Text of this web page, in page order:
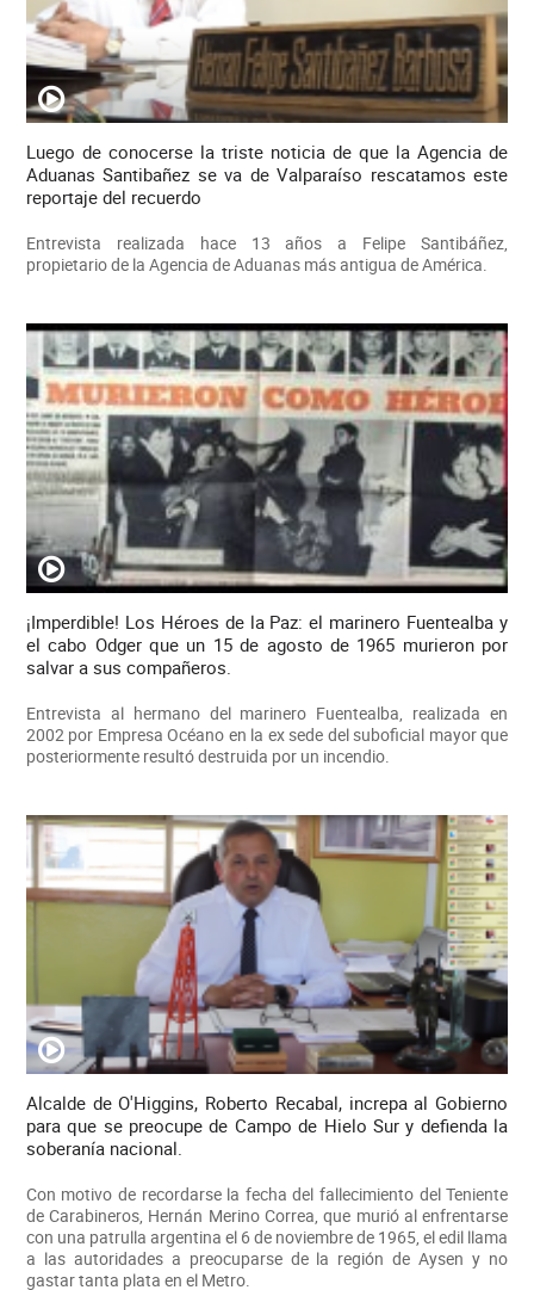
Luego de conocerse la triste noticia de que la Agencia de
Aduanas Santibañez se va de Valparaíso rescatamos este
reportaje del recuerdo
Entrevista realizada hace 13 años a Felipe Santibáñez,
propietario de la Agencia de Aduanas más antigua de América.
¡Imperdible! Los Héroes de la Paz: el marinero Fuentealba y
el cabo Odger que un 15 de agosto de 1965 murieron por
salvar a sus compañeros.
Entrevista al hermano del marinero Fuentealba, realizada en
2002 por Empresa Océano en la ex sede del suboficial mayor que
posteriormente resultó destruida por un incendio.
Alcalde de O'Higgins, Roberto Recabal, increpa al Gobierno
para que se preocupe de Campo de Hielo Sur y defienda la
soberanía nacional.
Con motivo de recordarse la fecha del fallecimiento del Teniente
de Carabineros, Hernán Merino Correa, que murió al enfrentarse
con una patrulla argentina el 6 de noviembre de 1965, el edil llama
a las autoridades a preocuparse de la región de Aysen y no
gastar tanta plata en el Metro.